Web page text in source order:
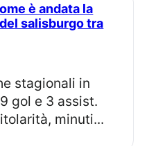
salisburgo tra
gol e 3 assist.
minuti...